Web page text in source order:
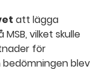
att lägga
vilket skulle
för
blev